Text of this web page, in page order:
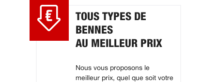
TOUS TYPES DE
BENNES
AU MEILLEUR PRIX
Nous vous proposons le
meilleur prix, quel que soit votre